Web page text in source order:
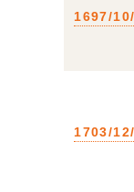
1697/
1703/